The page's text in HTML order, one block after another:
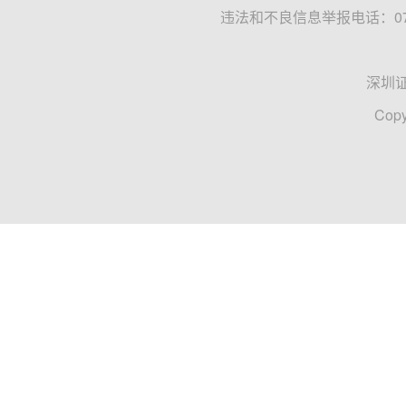
违法和不良信息举报电话：
深圳